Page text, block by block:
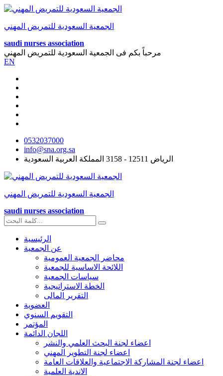
الجمعية السعودية للتمريض المهني
saudi nurses association
مرحباً بكم فى الجمعية السعودية للتمريض المهني
EN
0532037000
info@sna.org.sa
الرياض 12511 - 3158 المملكة العربية السعودية
الجمعية السعودية للتمريض المهني
saudi nurses association
الرئيسية
عن الجمعية
محاضر الجمعية العمومية
اللائحة الاساسية للجمعية
سياسات الجمعية
الخطة الاستراتيجية
التقرير المالى
العضوية
التقويم السنوي
المؤتمر
اللجان الدائمة
اعضاء لجنة البحث العلمي والنشر
اعضاء لجنة التطوير المهني
اعضاء لجنة المشاركة الاجتماعية والعلاقات العامة
الاندية العلمية